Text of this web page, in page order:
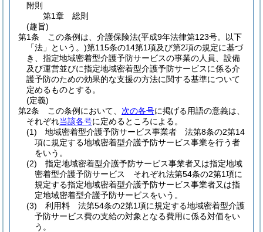
附則
第1章
総則
(趣旨)
第1条
この条例は、介護保険法(平成9年法律第123号。以下
「法」という。)第115条の14第1項及び第2項の規定に基づ
き、指定地域密着型介護予防サービスの事業の人員、設備
及び運営並びに指定地域密着型介護予防サービスに係る介
護予防のための効果的な支援の方法に関する基準について
定めるものとする。
(定義)
第2条
この条例において、 次の各号に掲げる用語の意義は、
それぞれ当該各号に定めるところによる。
(1)
地域密着型介護予防サービス事業者 法第8条の2第14
項に規定する地域密着型介護予防サービス事業を行う者
をいう。
(2)
指定地域密着型介護予防サービス事業者又は指定地域
密着型介護予防サービス それぞれ法第54条の2第1項に
規定する指定地域密着型介護予防サービス事業者又は指
定地域密着型介護予防サービスをいう。
(3)
利用料 法第54条の2第1項に規定する地域密着型介護
予防サービス費の支給の対象となる費用に係る対価をい
う。